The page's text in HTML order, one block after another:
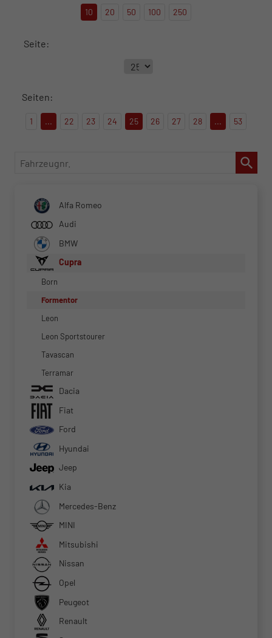
10 20 50 100 250
Seite:
Seiten:
1 ... 22 23 24 25 26 27 28 ... 53
Fahrzeugnr.
Alfa Romeo
Audi
BMW
Cupra
Born
Formentor
Leon
Leon Sportstourer
Tavascan
Terramar
Dacia
Fiat
Ford
Hyundai
Jeep
Kia
Mercedes-Benz
MINI
Mitsubishi
Nissan
Opel
Peugeot
Renault